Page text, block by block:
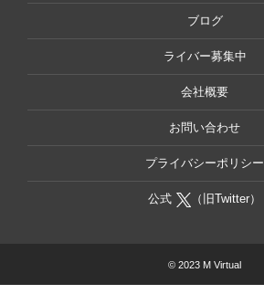
ブログ
ライバー募集中
会社概要
お問い合わせ
プライバシーポリシー
公式 （旧Twitter）
© 2023 M Virtual